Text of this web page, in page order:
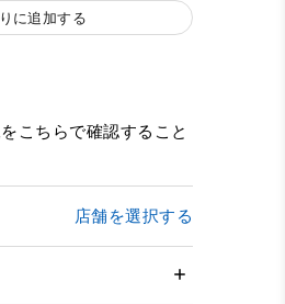
に追加する
こちらで確認すること
店舗を選択する